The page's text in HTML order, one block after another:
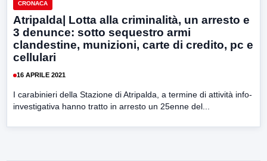
CRONACA
Atripalda| Lotta alla criminalità, un arresto e
3 denunce: sotto sequestro armi
clandestine, munizioni, carte di credito, pc e
cellulari
16 APRILE 2021
I carabinieri della Stazione di Atripalda, a termine di attività info-
investigativa hanno tratto in arresto un 25enne del...